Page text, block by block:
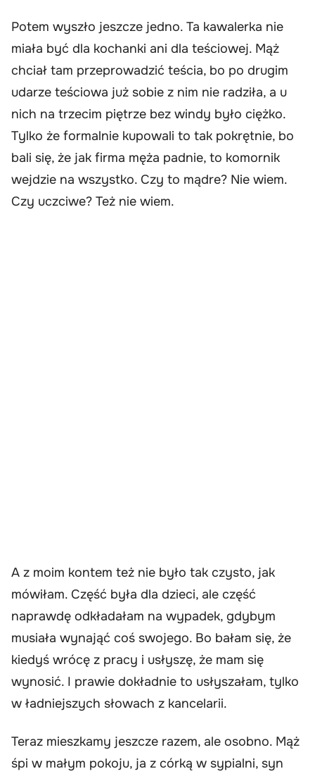
Potem wyszło jeszcze jedno. Ta kawalerka nie
miała być dla kochanki ani dla teściowej. Mąż
chciał tam przeprowadzić teścia, bo po drugim
udarze teściowa już sobie z nim nie radziła, a u
nich na trzecim piętrze bez windy było ciężko.
Tylko że formalnie kupowali to tak pokrętnie, bo
bali się, że jak firma męża padnie, to komornik
wejdzie na wszystko. Czy to mądre? Nie wiem.
Czy uczciwe? Też nie wiem.
A z moim kontem też nie było tak czysto, jak
mówiłam. Część była dla dzieci, ale część
naprawdę odkładałam na wypadek, gdybym
musiała wynająć coś swojego. Bo bałam się, że
kiedyś wrócę z pracy i usłyszę, że mam się
wynosić. I prawie dokładnie to usłyszałam, tylko
w ładniejszych słowach z kancelarii.
Teraz mieszkamy jeszcze razem, ale osobno. Mąż
śpi w małym pokoju, ja z córką w sypialni, syn